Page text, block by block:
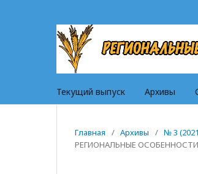
Текущий выпуск Архивы
Главная / Архивы / № 3
РЕГИОНАЛЬНЫЕ